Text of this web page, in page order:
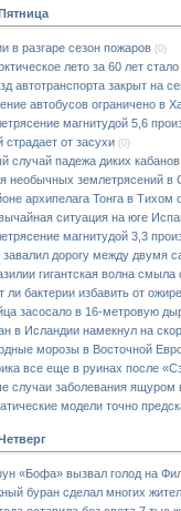
в разгаре сезон пожаров (0)
лето за 60 лет
автотранспорта закрыт на
автобусов ограничено в
магнитудой 5,6
страдает от засухи (0)
случай падежа диких
необычных землетрясений
архипелага Тонга в Тихом
ситуация на юге
магнитудой 3,3
дорогу между двумя
гигантская волна
ли бактерии избавить от
засосало в 16-метровую
в Исландии намекнул на
морозы в Восточной
все еще в руинах после
случаи заболевания ящуром
модели точно
«Бофа» вызвал голод на
буран сделал многих